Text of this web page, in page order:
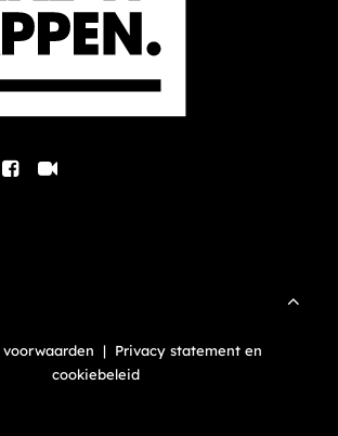
| Privacy statement en
cookiebeleid